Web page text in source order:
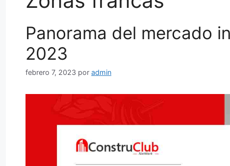
Panorama del mercado
2023
febrero 7, 2023 por admin